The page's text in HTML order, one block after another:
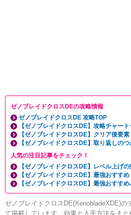
ゼノブレイドクロスDEの攻略情報
ゼノブレイドクロスDE 攻略TOP
【ゼノブレイドクロスDE】攻略チャー
【ゼノブレイドクロスDE】クリア後要素
【ゼノブレイドクロスDE】取り返しの
人気の注目記事をチェック！
【ゼノブレイドクロスDE】レベル上げ
【ゼノブレイドクロスDE】最強おすす
【ゼノブレイドクロスDE】最強おすすめ
ゼノブレイドクロスDE(XenobladeXDE)
て掲載しています。効果と入手方法をま